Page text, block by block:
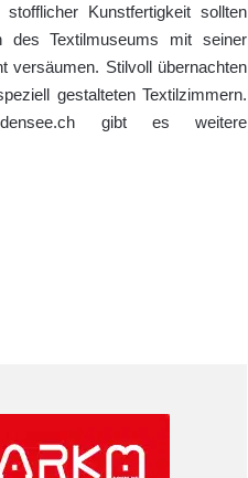
stofflicher Kunstfertigkeit sollten
des Textilmuseums mit seiner
versäumen. Stilvoll übernachten
gestalteten Textilzimmern.
gibt es weitere